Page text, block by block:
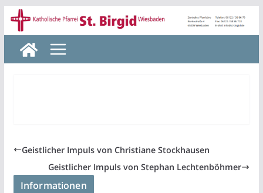
Zum
Inhalt
springen
Geistlicher Impuls von Christiane Stockhausen
Geistlicher Impuls von Stephan Lechtenböhmer
Informationen